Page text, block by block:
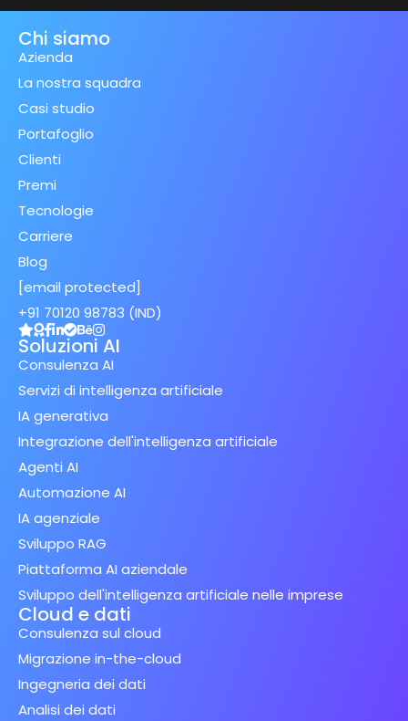
Chi siamo
Azienda
La nostra squadra
Casi studio
Portafoglio
Clienti
Premi
Tecnologie
Carriere
Blog
[email protected]
+91 70120 98783 (IND)
Soluzioni AI
Consulenza AI
Servizi di intelligenza artificiale
IA generativa
Integrazione dell'intelligenza artificiale
Agenti AI
Automazione AI
IA agenziale
Sviluppo RAG
Piattaforma AI aziendale
Sviluppo dell'intelligenza artificiale nelle imprese
Cloud e dati
Consulenza sul cloud
Migrazione in-the-cloud
Ingegneria dei dati
Analisi dei dati